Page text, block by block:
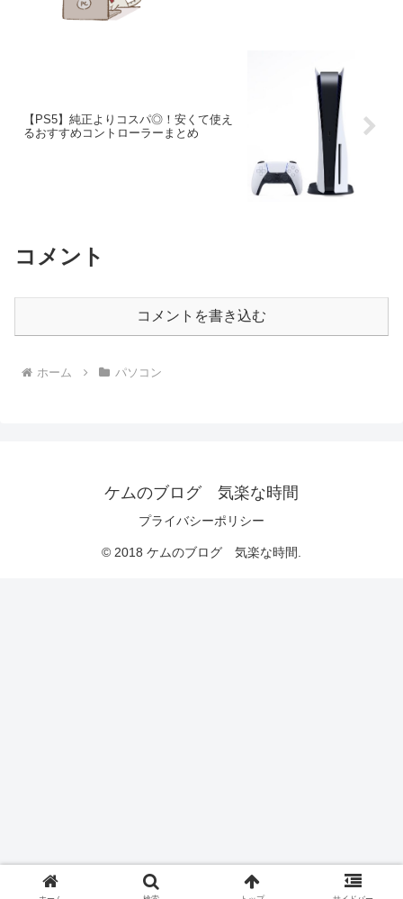
【PS5】純正よりコスパ◎！安くて使え
るおすすめコントローラーまとめ
コメント
コメントを書き込む
ホーム パソコン
ケムのブログ 気楽な時間
プライバシーポリシー
© 2018 ケムのブログ 気楽な時間.